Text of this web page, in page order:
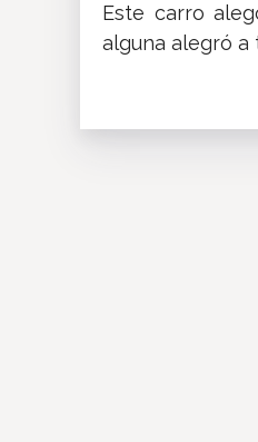
Este carro
alguna alegró a